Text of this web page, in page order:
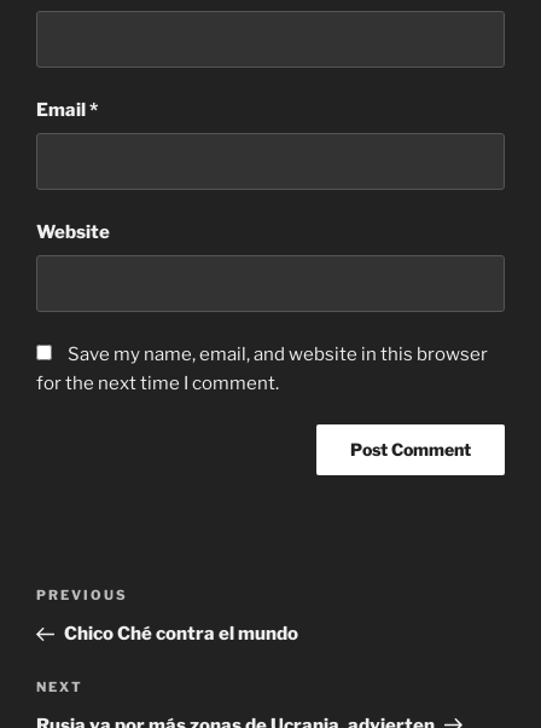
Email*
Website
Save my name, email, and website in this browser
for the next time I comment.
Previous
Post
PREVIOUS
Chico Ché contra el mundo
Next
Post
NEXT